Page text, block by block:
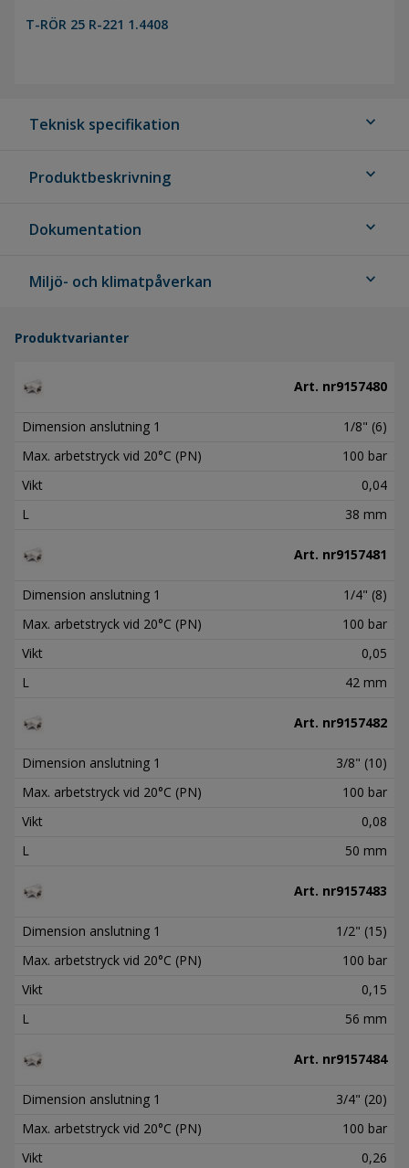
T-RÖR 25 R-221 1.4408
Teknisk specifikation expand_more
Produktbeskrivning expand_more
Dokumentation expand_more
Miljö- och klimatpåverkan expand_more
Produktvarianter
Art. nr9157480
Dimension anslutning 1
1/8" (6)
Max. arbetstryck vid 20°C (PN)
100 bar
Vikt
0,04
L
38 mm
Art. nr9157481
Dimension anslutning 1
1/4" (8)
Max. arbetstryck vid 20°C (PN)
100 bar
Vikt
0,05
L
42 mm
Art. nr9157482
Dimension anslutning 1
3/8" (10)
Max. arbetstryck vid 20°C (PN)
100 bar
Vikt
0,08
L
50 mm
Art. nr9157483
Dimension anslutning 1
1/2" (15)
Max. arbetstryck vid 20°C (PN)
100 bar
Vikt
0,15
L
56 mm
Art. nr9157484
Dimension anslutning 1
3/4" (20)
Max. arbetstryck vid 20°C (PN)
100 bar
Vikt
0,26